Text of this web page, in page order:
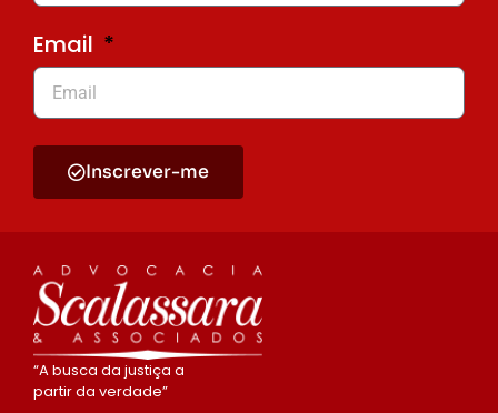
Email
Inscrever-me
“A busca da justiça a
partir da verdade”